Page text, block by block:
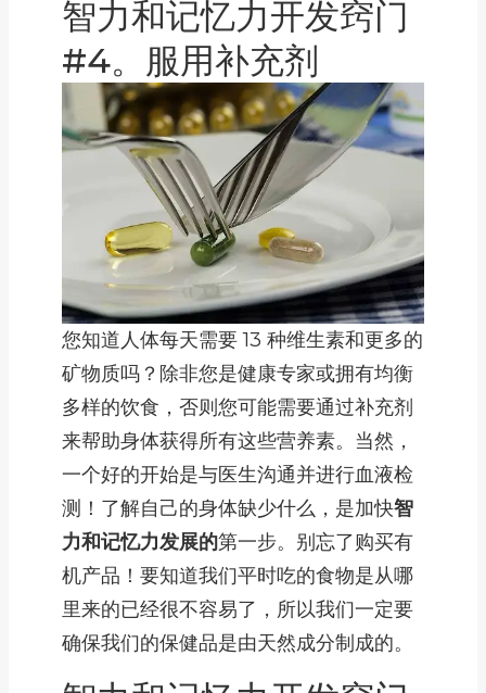
智力和记忆力开发窍门
#4。服用补充剂
您知道人体每天需要 13 种维生素和更多的
矿物质吗？除非您是健康专家或拥有均衡
多样的饮食，否则您可能需要通过补充剂
来帮助身体获得所有这些营养素。当然，
一个好的开始是与医生沟通并进行血液检
测！了解自己的身体缺少什么，是加快智
力和记忆力发展的第一步。别忘了购买有
机产品！要知道我们平时吃的食物是从哪
里来的已经很不容易了，所以我们一定要
确保我们的保健品是由天然成分制成的。